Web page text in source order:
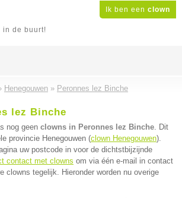
Ik ben een clown
in de buurt!
Henegouwen » Peronnes lez Binche
lez Binche
nog geen clowns in Peronnes lez Binche. Dit
provincie Henegouwen (clown Henegouwen).
uw postcode in voor de dichtstbijzijnde
contact met clowns om via één e-mail in contact
clowns tegelijk. Hieronder worden nu overige